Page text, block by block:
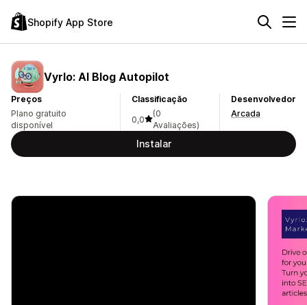
Shopify App Store
Vyrlo: AI Blog Autopilot
Preços
Plano gratuito
disponível
Classificação
0,0
(0
Avaliações)
Desenvolvedor
Arcada
Instalar